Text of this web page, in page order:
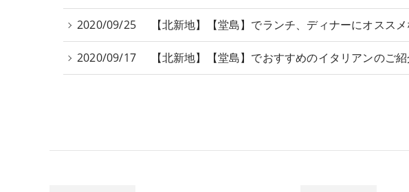
2020/09/25 【北新地】【堂島】でランチ、ディナーにオスス
2020/09/17 【北新地】【堂島】でおすすめのイタリアンのご紹